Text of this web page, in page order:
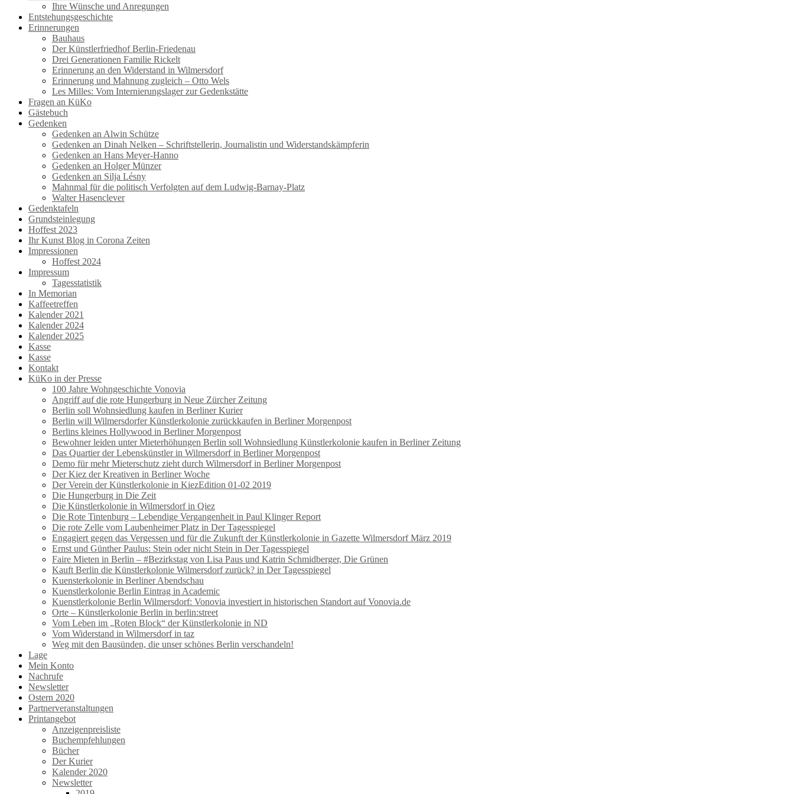
Ihre Wünsche und Anregungen
Entstehungsgeschichte
Erinnerungen
Bauhaus
Der Künstlerfriedhof Berlin-Friedenau
Drei Generationen Familie Rickelt
Erinnerung an den Widerstand in Wilmersdorf
Erinnerung und Mahnung zugleich – Otto Wels
Les Milles: Vom Internierungslager zur Gedenkstätte
Fragen an KüKo
Gästebuch
Gedenken
Gedenken an Alwin Schütze
Gedenken an Dinah Nelken – Schriftstellerin, Journalistin und Widerstandskämpferin
Gedenken an Hans Meyer-Hanno
Gedenken an Holger Münzer
Gedenken an Silja Lésny
Mahnmal für die politisch Verfolgten auf dem Ludwig-Barnay-Platz
Walter Hasenclever
Gedenktafeln
Grundsteinlegung
Hoffest 2023
Ihr Kunst Blog in Corona Zeiten
Impressionen
Hoffest 2024
Impressum
Tagesstatistik
In Memorian
Kaffeetreffen
Kalender 2021
Kalender 2024
Kalender 2025
Kasse
Kasse
Kontakt
KüKo in der Presse
100 Jahre Wohngeschichte Vonovia
Angriff auf die rote Hungerburg in Neue Zürcher Zeitung
Berlin soll Wohnsiedlung kaufen in Berliner Kurier
Berlin will Wilmersdorfer Künstlerkolonie zurückkaufen in Berliner Morgenpost
Berlins kleines Hollywood in Berliner Morgenpost
Bewohner leiden unter Mieterhöhungen Berlin soll Wohnsiedlung Künstlerkolonie kaufen in Berliner Zeitung
Das Quartier der Lebenskünstler in Wilmersdorf in Berliner Morgenpost
Demo für mehr Mieterschutz zieht durch Wilmersdorf in Berliner Morgenpost
Der Kiez der Kreativen in Berliner Woche
Der Verein der Künstlerkolonie in KiezEdition 01-02 2019
Die Hungerburg in Die Zeit
Die Künstlerkolonie in Wilmersdorf in Qiez
Die Rote Tintenburg – Lebendige Vergangenheit in Paul Klinger Report
Die rote Zelle vom Laubenheimer Platz in Der Tagesspiegel
Engagiert gegen das Vergessen und für die Zukunft der Künstlerkolonie in Gazette Wilmersdorf März 2019
Ernst und Günther Paulus: Stein oder nicht Stein in Der Tagesspiegel
Faire Mieten in Berlin – #Bezirkstag von Lisa Paus und Katrin Schmidberger, Die Grünen
Kauft Berlin die Künstlerkolonie Wilmersdorf zurück? in Der Tagesspiegel
Kuensterkolonie in Berliner Abendschau
Kuenstlerkolonie Berlin Eintrag in Academic
Kuenstlerkolonie Berlin Wilmersdorf: Vonovia investiert in historischen Standort auf Vonovia.de
Orte – Künstlerkolonie Berlin in berlin:street
Vom Leben im „Roten Block“ der Künstlerkolonie in ND
Vom Widerstand in Wilmersdorf in taz
Weg mit den Bausünden, die unser schönes Berlin verschandeln!
Lage
Mein Konto
Nachrufe
Newsletter
Ostern 2020
Partnerveranstaltungen
Printangebot
Anzeigenpreisliste
Buchempfehlungen
Bücher
Der Kurier
Kalender 2020
Newsletter